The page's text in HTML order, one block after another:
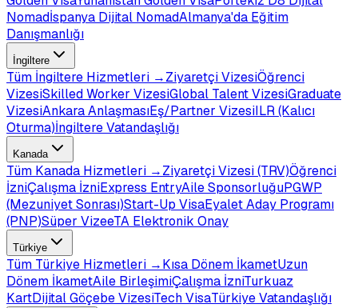
Nomadİspanya Dijital NomadAlmanya'da Eğitim
Danışmanlığı
İngiltere
Tüm İngiltere Hizmetleri →Ziyaretçi VizesiÖğrenci
VizesiSkilled Worker VizesiGlobal Talent VizesiGraduate
VizesiAnkara AnlaşmasıEş/Partner VizesiILR (Kalıcı
Oturma)İngiltere Vatandaşlığı
Kanada
Tüm Kanada Hizmetleri →Ziyaretçi Vizesi (TRV)Öğrenci
İzniÇalışma İzniExpress EntryAile SponsorluğuPGWP
(Mezuniyet Sonrası)Start-Up VisaEyalet Aday Programı
(PNP)Süper VizeeTA Elektronik Onay
Türkiye
Tüm Türkiye Hizmetleri →Kısa Dönem İkametUzun
Dönem İkametAile BirleşimiÇalışma İzniTurkuaz
KartDijital Göçebe VizesiTech VisaTürkiye Vatandaşlığı